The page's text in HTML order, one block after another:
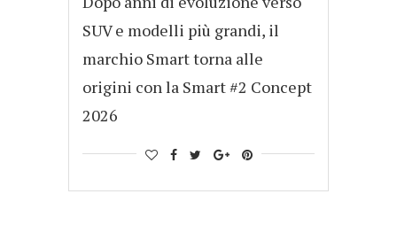
SUV e modelli più grandi, il
marchio Smart torna alle
origini con la Smart #2 Concept
2026